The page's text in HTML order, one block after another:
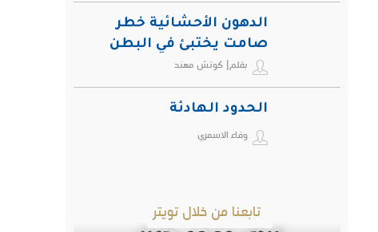
الدهون الأحشائية خطر
صامت يختبئ في البطن
ويهدد صحة الإنسان
بقلم| كوتش مهند
الحدود الهادئة
وفاء الاسمري
تابعنا من خلال تويتر